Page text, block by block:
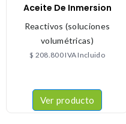
Aceite De Inmersion
Reactivos (soluciones
volumétricas)
$ 208.800IVA Incluido
Ver producto